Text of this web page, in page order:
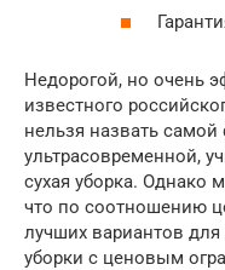
Недорогой, но очень
известного
нельзя назвать
ультрасовременной,
сухая уборка. Однако
что по соотношению
лучших вариантов
уборки с ценовым